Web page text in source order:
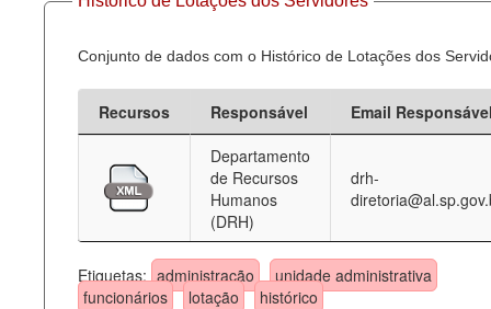
Conjunto de dados com o Histórico de Lotações dos
Recursos Responsável
Email
Departamento
de Recursos
Humanos
(DRH)
drh-
Etiquetas: administração
unidade administrativa
funcionários
lotação histórico